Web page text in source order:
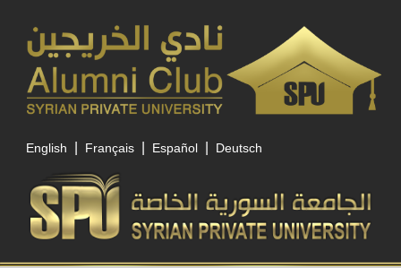
English | Français | Español | Deutsch